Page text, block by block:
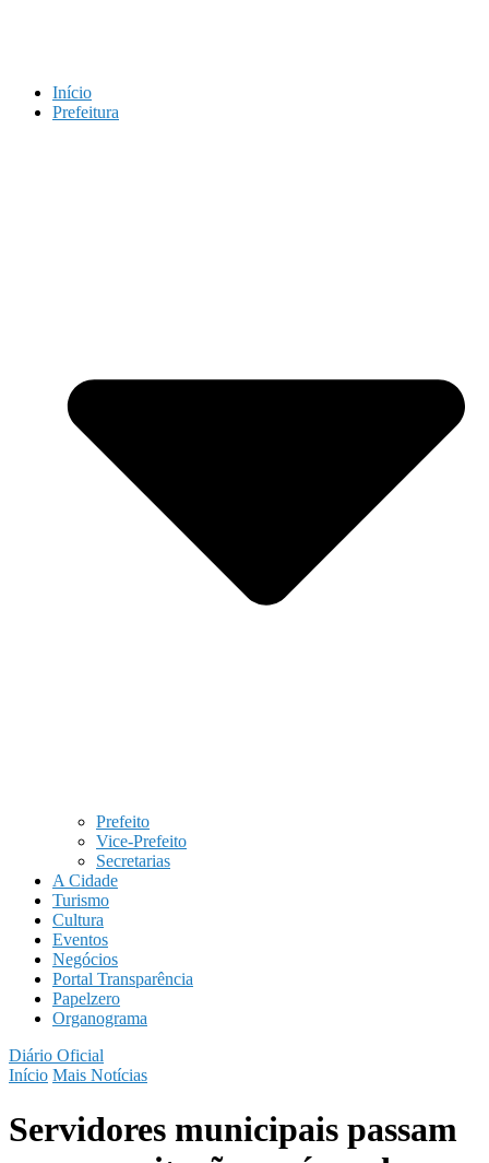
Início
Prefeitura
Prefeito
Vice-Prefeito
Secretarias
A Cidade
Turismo
Cultura
Eventos
Negócios
Portal Transparência
Papelzero
Organograma
Diário Oficial
Início Mais Notícias
Servidores municipais passam